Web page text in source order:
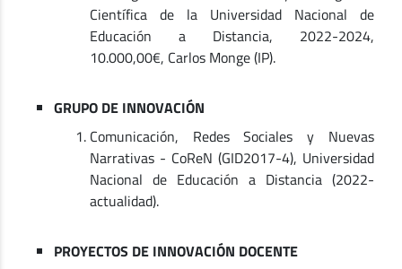
Científica de la Universidad Nacional de
Educación a Distancia, 2022-2024,
10.000,00€, Carlos Monge (IP).
GRUPO DE INNOVACIÓN
Comunicación, Redes Sociales y Nuevas
Narrativas - CoReN (GID2017-4), Universidad
Nacional de Educación a Distancia (2022-
actualidad).
PROYECTOS DE INNOVACIÓN DOCENTE